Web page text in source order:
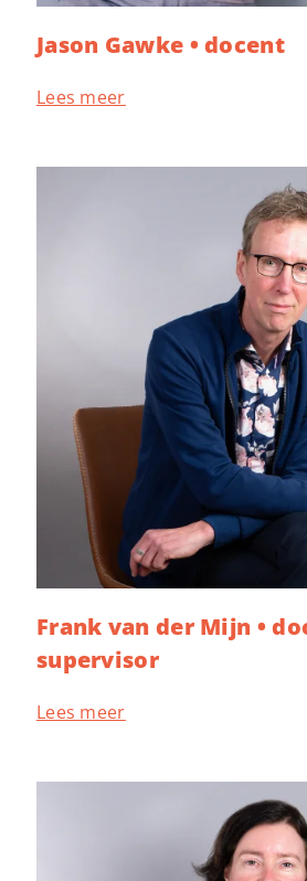
Jason Gawke • docent
Lees meer
Frank van der Mijn •
supervisor
Lees meer